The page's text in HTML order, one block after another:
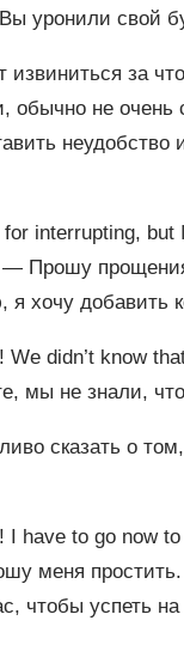
уронили свой
извиниться за
обычно не очень
неудобство
interrupting, but
— Прошу
я хочу добавить
We didn’t know
мы не знали,
сказать о
I have to go now
меня
чтобы успеть